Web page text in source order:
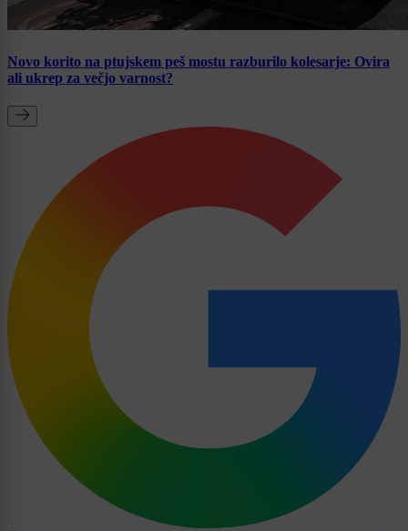
Novo korito na ptujskem peš mostu razburilo kolesarje: Ovira
ali ukrep za večjo varnost?